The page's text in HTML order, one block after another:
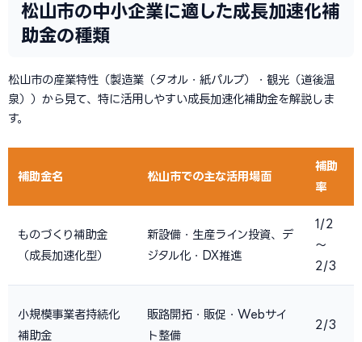
松山市の中小企業に適した成長加速化補
助金の種類
松山市の産業特性（製造業（タオル・紙パルプ）・観光（道後温
泉））から見て、特に活用しやすい成長加速化補助金を解説しま
す。
補助金名 松山市での主な活用場面
補助
率
ものづくり補助金
（成長加速化型）
新設備・生産ライン投資、デ
ジタル化・DX推進
1/2
〜
2/3
小規模事業者持続化
補助金
販路開拓・販促・Webサイ
ト整備
2/3